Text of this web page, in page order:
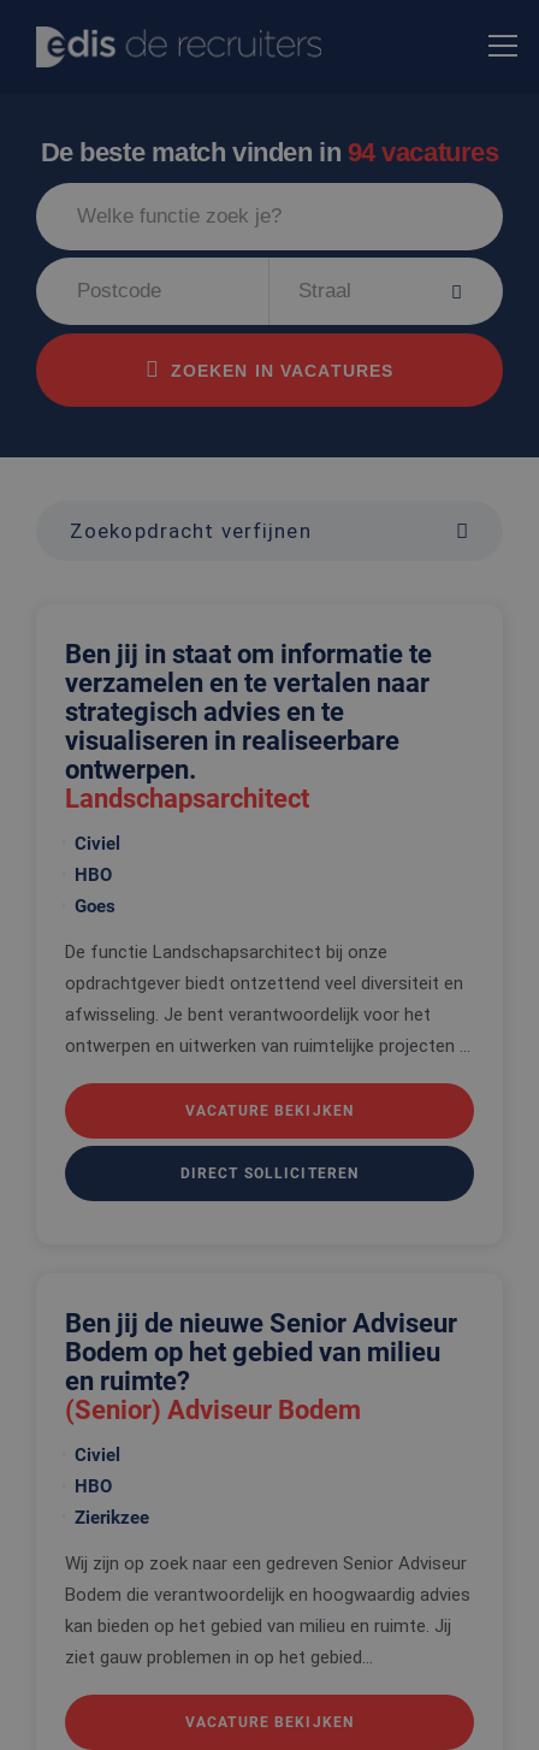
De beste match vinden in 94 vacatures
Straal
ZOEKEN IN VACATURES
Zoekopdracht verfijnen
Ben jij in staat om informatie te
verzamelen en te vertalen naar
strategisch advies en te
visualiseren in realiseerbare
ontwerpen.
Landschapsarchitect
Civiel
HBO
Goes
De functie Landschapsarchitect bij onze
opdrachtgever biedt ontzettend veel diversiteit en
afwisseling. Je bent verantwoordelijk voor het
ontwerpen en uitwerken van ruimtelijke projecten ...
VACATURE BEKIJKEN
DIRECT SOLLICITEREN
Ben jij de nieuwe Senior Adviseur
Bodem op het gebied van milieu
en ruimte?
(Senior) Adviseur Bodem
Civiel
HBO
Zierikzee
Wij zijn op zoek naar een gedreven Senior Adviseur
Bodem die verantwoordelijk en hoogwaardig advies
kan bieden op het gebied van milieu en ruimte. Jij
ziet gauw problemen in op het gebied...
VACATURE BEKIJKEN